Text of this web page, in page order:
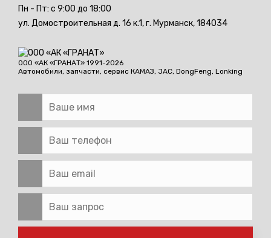
Пн - Пт: с 9:00 до 18:00
ул. Домостроительная д. 16 к.1,г. Мурманск, 184034
ООО «АК «ГРАНАТ» 1991-2026
Автомобили, запчасти, сервис КАМАЗ, JAC, DongFeng, Lonking